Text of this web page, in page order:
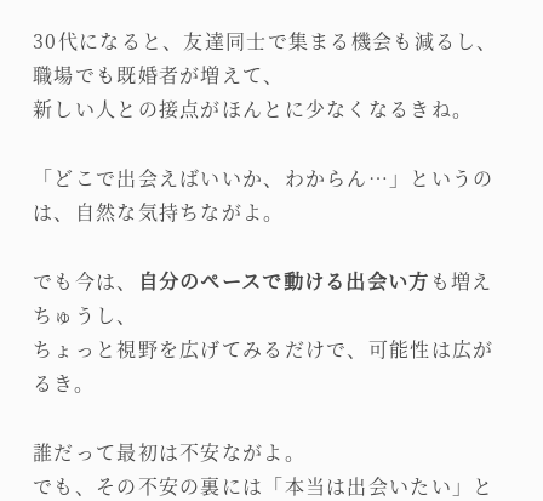
30代になると、友達同士で集まる機会も減るし、
職場でも既婚者が増えて、
新しい人との接点がほんとに少なくなるきね。
「どこで出会えばいいか、わからん…」というの
は、自然な気持ちながよ。
でも今は、 自分のペースで動ける出会い方 も増え
ちゅうし、
ちょっと視野を広げてみるだけで、可能性は広が
るき。
誰だって最初は不安ながよ。
でも、その不安の裏には「本当は出会いたい」と